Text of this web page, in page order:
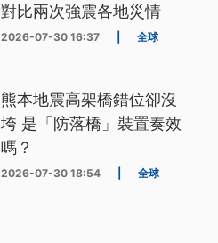
對比兩次強震各地災情
2026-07-30 16:37 全球
熊本地震高架橋錯位卻沒
垮 是「防落橋」裝置奏效
嗎？
2026-07-30 18:54 全球